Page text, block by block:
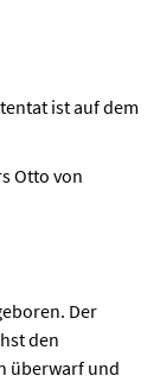
ist auf dem
Otto von
Der
den
überwarf und